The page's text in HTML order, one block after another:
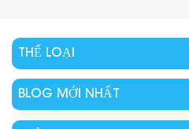
THỂ LOẠI
BLOG MỚI NHẤT